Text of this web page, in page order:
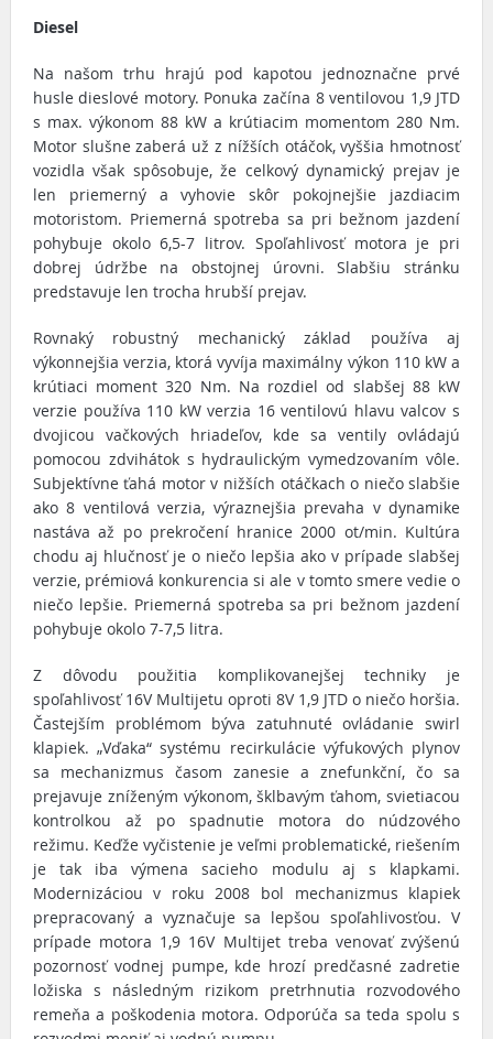
Diesel
Na našom trhu hrajú pod kapotou jednoznačne prvé
husle dieslové motory. Ponuka začína 8 ventilovou 1,9 JTD
s max. výkonom 88 kW a krútiacim momentom 280 Nm.
Motor slušne zaberá už z nížších otáčok, vyššia hmotnosť
vozidla však spôsobuje, že celkový dynamický prejav je
len priemerný a vyhovie skôr pokojnejšie jazdiacim
motoristom. Priemerná spotreba sa pri bežnom jazdení
pohybuje okolo 6,5-7 litrov. Spoľahlivosť motora je pri
dobrej údržbe na obstojnej úrovni. Slabšiu stránku
predstavuje len trocha hrubší prejav.
Rovnaký robustný mechanický základ používa aj
výkonnejšia verzia, ktorá vyvíja maximálny výkon 110 kW a
krútiaci moment 320 Nm. Na rozdiel od slabšej 88 kW
verzie používa 110 kW verzia 16 ventilovú hlavu valcov s
dvojicou vačkových hriadeľov, kde sa ventily ovládajú
pomocou zdvihátok s hydraulickým vymedzovaním vôle.
Subjektívne ťahá motor v nižších otáčkach o niečo slabšie
ako 8 ventilová verzia, výraznejšia prevaha v dynamike
nastáva až po prekročení hranice 2000 ot/min. Kultúra
chodu aj hlučnosť je o niečo lepšia ako v prípade slabšej
verzie, prémiová konkurencia si ale v tomto smere vedie o
niečo lepšie. Priemerná spotreba sa pri bežnom jazdení
pohybuje okolo 7-7,5 litra.
Z dôvodu použitia komplikovanejšej techniky je
spoľahlivosť 16V Multijetu oproti 8V 1,9 JTD o niečo horšia.
Častejším problémom býva zatuhnuté ovládanie swirl
klapiek. „Vďaka“ systému recirkulácie výfukových plynov
sa mechanizmus časom zanesie a znefunkční, čo sa
prejavuje zníženým výkonom, šklbavým ťahom, svietiacou
kontrolkou až po spadnutie motora do núdzového
režimu. Keďže vyčistenie je veľmi problematické, riešením
je tak iba výmena sacieho modulu aj s klapkami.
Modernizáciou v roku 2008 bol mechanizmus klapiek
prepracovaný a vyznačuje sa lepšou spoľahlivosťou. V
prípade motora 1,9 16V Multijet treba venovať zvýšenú
pozornosť vodnej pumpe, kde hrozí predčasné zadretie
ložiska s následným rizikom pretrhnutia rozvodového
remeňa a poškodenia motora. Odporúča sa teda spolu s